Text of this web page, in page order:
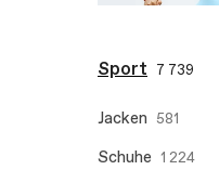
Sport 7 739
Jacken 581
Schuhe 1 224